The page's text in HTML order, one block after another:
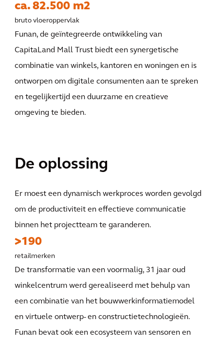
ca. 82.500 m2
bruto vloeroppervlak
Funan, de geïntegreerde ontwikkeling van
CapitaLand Mall Trust biedt een synergetische
combinatie van winkels, kantoren en woningen en is
ontworpen om digitale consumenten aan te spreken
en tegelijkertijd een duurzame en creatieve
omgeving te bieden.
De oplossing
Er moest een dynamisch werkproces worden gevolgd
om de productiviteit en effectieve communicatie
binnen het projectteam te garanderen.
>190
retailmerken
De transformatie van een voormalig, 31 jaar oud
winkelcentrum werd gerealiseerd met behulp van
een combinatie van het bouwwerkinformatiemodel
en virtuele ontwerp- en constructietechnologieën.
Funan bevat ook een ecosysteem van sensoren en